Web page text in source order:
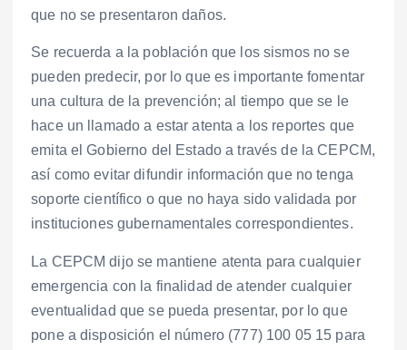
que no se presentaron daños.
Se recuerda a la población que los sismos no se
pueden predecir, por lo que es importante fomentar
una cultura de la prevención; al tiempo que se le
hace un llamado a estar atenta a los reportes que
emita el Gobierno del Estado a través de la CEPCM,
así como evitar difundir información que no tenga
soporte científico o que no haya sido validada por
instituciones gubernamentales correspondientes.
La CEPCM dijo se mantiene atenta para cualquier
emergencia con la finalidad de atender cualquier
eventualidad que se pueda presentar, por lo que
pone a disposición el número (777) 100 05 15 para